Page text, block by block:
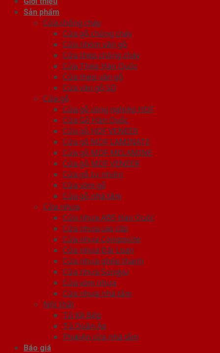
Sản phẩm
Cửa chống cháy
Cửa gỗ chống cháy
Cửa nhôm vân gỗ
Cửa thép chống cháy
Cửa Thép Hàn Quốc
Cửa thép vân gỗ
Cửa vân gỗ 5D
Cửa gỗ
Cửa gỗ công nghiệp HDF
Cửa Gỗ Hàn Quốc
Cửa gỗ HDF VENEER
Cửa gỗ MDF LAMINATE
Cửa gỗ MDF MELAMINE
Cửa gỗ MDF VENEER
Cửa gỗ tự nhiên
Cửa vòm gỗ
Cửa gỗ nhà tắm
Cửa nhựa
Cửa nhựa ABS Hàn Quốc
Cửa nhựa cao cấp
Cửa nhựa Composite
Cửa nhựa Đài Loan
Cửa nhựa ghép thanh
Cửa nhựa Sungyu
Cửa vòm nhựa
Cửa nhựa nhà tắm
Nội thất
Tủ Kệ Bếp
Tủ Quần Áo
Phụ kiện cửa nhà tắm
Báo giá